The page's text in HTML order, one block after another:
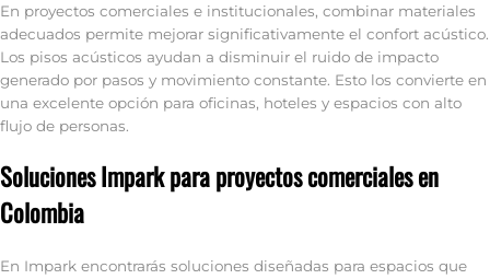
En proyectos comerciales e institucionales, combinar materiales
adecuados permite mejorar significativamente el confort acústico.
Los pisos acústicos ayudan a disminuir el ruido de impacto
generado por pasos y movimiento constante. Esto los convierte en
una excelente opción para oficinas, hoteles y espacios con alto
flujo de personas.
Soluciones Impark para proyectos comerciales en
Colombia
En Impark encontrarás soluciones diseñadas para espacios que